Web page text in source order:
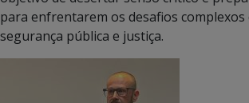
para enfrentarem os desafios complexos
segurança pública e justiça.